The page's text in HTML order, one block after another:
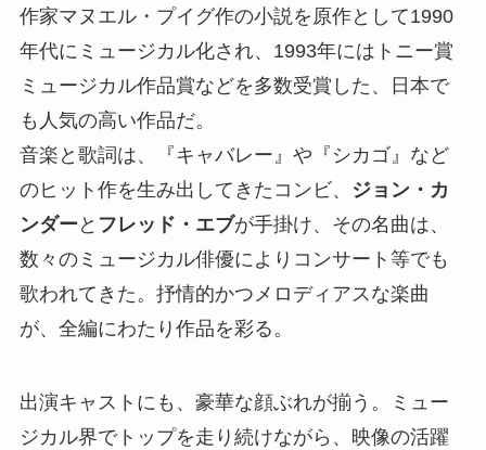
作家マヌエル・プイグ作の小説を原作として1990
年代にミュージカル化され、1993年にはトニー賞
ミュージカル作品賞などを多数受賞した、日本で
も人気の高い作品だ。
音楽と歌詞は、『キャバレー』や『シカゴ』など
のヒット作を生み出してきたコンビ、
ジョン・カ
ンダー と フレッド・エブが手掛け、その名曲は、
数々のミュージカル俳優によりコンサート等でも
歌われてきた。抒情的かつメロディアスな楽曲
が、全編にわたり作品を彩る。
出演キャストにも、豪華な顔ぶれが揃う。ミュー
ジカル界でトップを走り続けながら、映像の活躍